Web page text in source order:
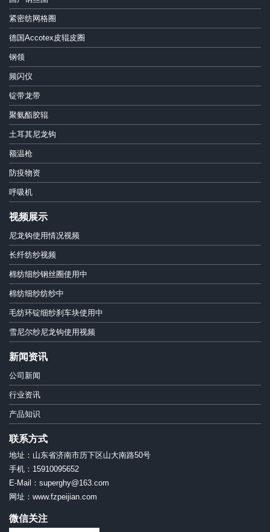
紧密纺网格圈
德国Accotex皮辊皮圈
钢领
频闪仪
锭带龙带
聚氨酯胶辊
土耳其尼龙钩
额温枪
防疫物资
呼吸机
视频展示
尼龙钩使用情况视频
长纤纺纱视频
棉纺细纱钢丝圈使用中
棉纺细纱纺纱中
毛纺环锭细纱刹车块使用中
雪尼尔纱尼龙钩使用视频
新闻资讯
公司新闻
行业资讯
产品知识
联系方式
地址：山东省济南市历下区山大南路50号
手机：15910095652
E-Mail：superghy@163.com
网址：www.fzpeijian.com
微信关注